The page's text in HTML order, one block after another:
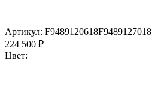
Артикул: F9489120618F9489127018
224 500 ₽
Цвет: